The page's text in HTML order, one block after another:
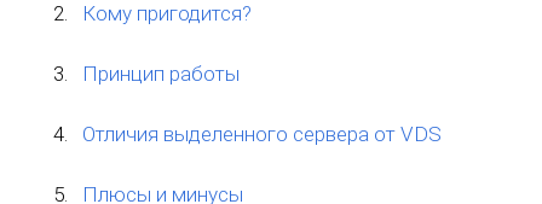
Кому пригодится?
Принцип работы
Отличия выделенного сервера от VDS
Плюсы и минусы